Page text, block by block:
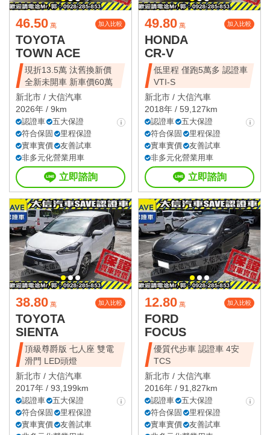
46.50 萬 加入比較
TOYOTA
TOWN ACE
現折13.5萬 汰舊換新價
全新未開車 新車價60萬
新北市 / 大信汽車
2026年 / 9km
認證車
五大保證
符合保固
里程保證
實車實價
友善試車
非多元化營業用車
立即諮詢
49.80 萬 加入比較
HONDA
CR-V
低里程 僅跑5萬多 認證車
VTI-S
新北市 / 大信汽車
2018年 / 59,127km
認證車
五大保證
符合保固
里程保證
實車實價
友善試車
非多元化營業用車
立即諮詢
38.80 萬 加入比較
TOYOTA
SIENTA
頂級尊爵版 七人座 雙電
滑門 LED頭燈
新北市 / 大信汽車
2017年 / 93,199km
認證車
五大保證
符合保固
里程保證
實車實價
友善試車
12.80 萬 加入比較
FORD
FOCUS
優質代步車 認證車 4安
TCS
新北市 / 大信汽車
2016年 / 91,827km
認證車
五大保證
符合保固
里程保證
實車實價
友善試車